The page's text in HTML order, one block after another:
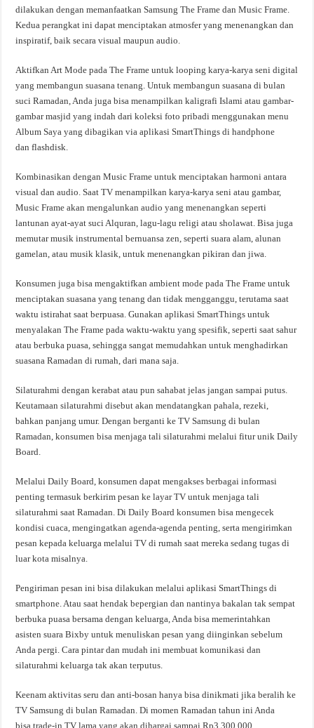
dilakukan dengan memanfaatkan Samsung The Frame dan Music Frame.
Kedua perangkat ini dapat menciptakan atmosfer yang menenangkan dan
inspiratif, baik secara visual maupun audio.
Aktifkan Art Mode pada The Frame untuk looping karya-karya seni digital
yang membangun suasana tenang. Untuk membangun suasana di bulan
suci Ramadan, Anda juga bisa menampilkan kaligrafi Islami atau gambar-
gambar masjid yang indah dari koleksi foto pribadi menggunakan menu
Album Saya yang dibagikan via aplikasi SmartThings di handphone
dan flashdisk.
Kombinasikan dengan Music Frame untuk menciptakan harmoni antara
visual dan audio. Saat TV menampilkan karya-karya seni atau gambar,
Music Frame akan mengalunkan audio yang menenangkan seperti
lantunan ayat-ayat suci Alquran, lagu-lagu religi atau sholawat. Bisa juga
memutar musik instrumental bernuansa zen, seperti suara alam, alunan
gamelan, atau musik klasik, untuk menenangkan pikiran dan jiwa.
Konsumen juga bisa mengaktifkan ambient mode pada The Frame untuk
menciptakan suasana yang tenang dan tidak mengganggu, terutama saat
waktu istirahat saat berpuasa. Gunakan aplikasi SmartThings untuk
menyalakan The Frame pada waktu-waktu yang spesifik, seperti saat sahur
atau berbuka puasa, sehingga sangat memudahkan untuk menghadirkan
suasana Ramadan di rumah, dari mana saja.
Silaturahmi dengan kerabat atau pun sahabat jelas jangan sampai putus.
Keutamaan silaturahmi disebut akan mendatangkan pahala, rezeki,
bahkan panjang umur. Dengan berganti ke TV Samsung di bulan
Ramadan, konsumen bisa menjaga tali silaturahmi melalui fitur unik Daily
Board.
Melalui Daily Board, konsumen dapat mengakses berbagai informasi
penting termasuk berkirim pesan ke layar TV untuk menjaga tali
silaturahmi saat Ramadan. Di Daily Board konsumen bisa mengecek
kondisi cuaca, mengingatkan agenda-agenda penting, serta mengirimkan
pesan kepada keluarga melalui TV di rumah saat mereka sedang tugas di
luar kota misalnya.
Pengiriman pesan ini bisa dilakukan melalui aplikasi SmartThings di
smartphone. Atau saat hendak bepergian dan nantinya bakalan tak sempat
berbuka puasa bersama dengan keluarga, Anda bisa memerintahkan
asisten suara Bixby untuk menuliskan pesan yang diinginkan sebelum
Anda pergi. Cara pintar dan mudah ini membuat komunikasi dan
silaturahmi keluarga tak akan terputus.
Keenam aktivitas seru dan anti-bosan hanya bisa dinikmati jika beralih ke
TV Samsung di bulan Ramadan. Di momen Ramadan tahun ini Anda
bisa trade-in TV lama yang akan dihargai sampai Rp3.300.000